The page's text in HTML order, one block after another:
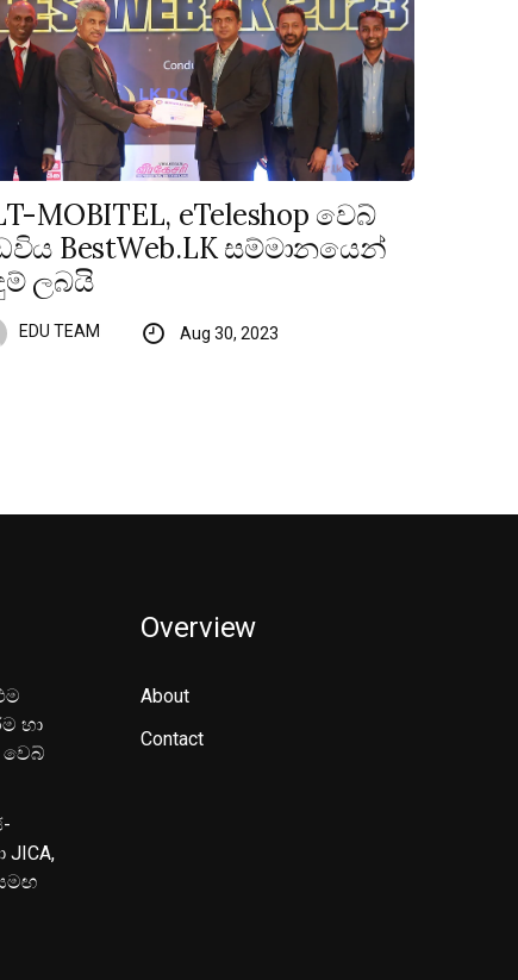
MOBITEL, eTeleshop වෙබ්
BestWeb.LK සම්මානයෙන්
ලබයි
EDU TEAM Aug 30, 2023
හා
වෙබ්
Overview
About
Contact